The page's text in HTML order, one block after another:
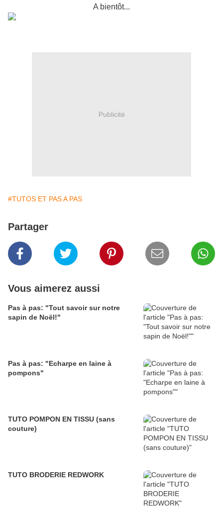
A bientôt...
Publicité
#TUTOS ET PAS A PAS
Partager
Vous aimerez aussi
Pas à pas: "Tout savoir sur notre
sapin de Noël!"
Pas à pas: "Echarpe en laine à
pompons"
TUTO POMPON EN TISSU (sans
couture)
TUTO BRODERIE REDWORK